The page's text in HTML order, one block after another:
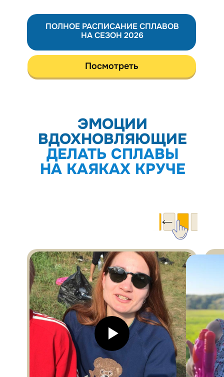
Посмотреть
ПОЛНОЕ РАСПИСАНИЕ СПЛАВОВ
НА СЕЗОН 2026
ОТЗЫВЫЭМОЦИИ
ВДОХНОВЛЯЮЩИЕ
ДЕЛАТЬ СПЛАВЫ
НА КАЯКАХ КРУЧЕ